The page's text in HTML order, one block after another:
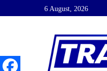
6 August, 2026